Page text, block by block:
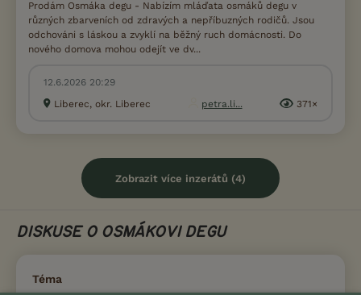
Prodám Osmáka degu - Nabízím mláďata osmáků degu v
různých zbarveních od zdravých a nepříbuzných rodičů. Jsou
odchováni s láskou a zvyklí na běžný ruch domácnosti. Do
nového domova mohou odejít ve dv...
12.6.2026 20:29
Liberec, okr. Liberec
petra.li... 371×
Zobrazit více inzerátů (4)
DISKUSE O OSMÁKOVI DEGU
Téma